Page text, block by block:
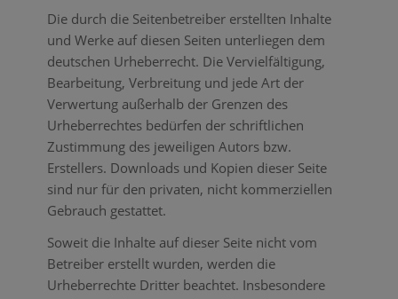
Die durch die Seitenbetreiber erstellten Inhalte
und Werke auf diesen Seiten unterliegen dem
deutschen Urheberrecht. Die Vervielfältigung,
Bearbeitung, Verbreitung und jede Art der
Verwertung außerhalb der Grenzen des
Urheberrechtes bedürfen der schriftlichen
Zustimmung des jeweiligen Autors bzw.
Erstellers. Downloads und Kopien dieser Seite
sind nur für den privaten, nicht kommerziellen
Gebrauch gestattet.
Soweit die Inhalte auf dieser Seite nicht vom
Betreiber erstellt wurden, werden die
Urheberrechte Dritter beachtet. Insbesondere